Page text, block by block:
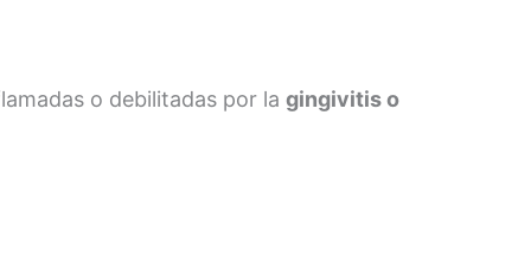
o debilitadas por la gingivitis o